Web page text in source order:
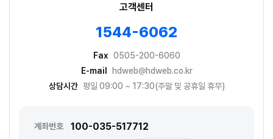
고객센터
1544-6062
Fax 0505-200-6060
E-mail
hdweb@hdweb.co.kr
상담시간 평일 09:00 ~ 17:30(주말 및 공휴일 휴무)
계좌번호 100-035-517712